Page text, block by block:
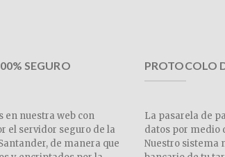
SEGURO
en nuestra web con
el servidor seguro de la
de manera que
PROTOCOLO
La pasarela de
datos por medio
Nuestro sistema